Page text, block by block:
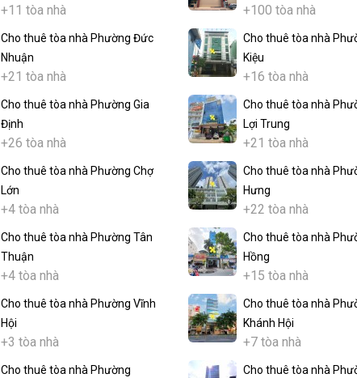
+11 tòa nhà +100 tòa nhà
Cho thuê tòa nhà Phường Đức
Nhuận
+21 tòa nhà
Cho thuê tòa nhà
Kiệu
+16 tòa nhà
Cho thuê tòa nhà Phường Gia
Định
+26 tòa nhà
Cho thuê tòa nhà
Lợi Trung
+21 tòa nhà
Cho thuê tòa nhà Phường Chợ
Lớn
+4 tòa nhà
Cho thuê tòa nhà
Hưng
+22 tòa nhà
Cho thuê tòa nhà Phường Tân
Thuận
+4 tòa nhà
Cho thuê tòa nhà
Hồng
+15 tòa nhà
Cho thuê tòa nhà Phường Vĩnh
Hội
+3 tòa nhà
Cho thuê tòa nhà
Khánh Hội
+7 tòa nhà
Cho thuê tòa nhà Phường
Cho thuê tòa nhà